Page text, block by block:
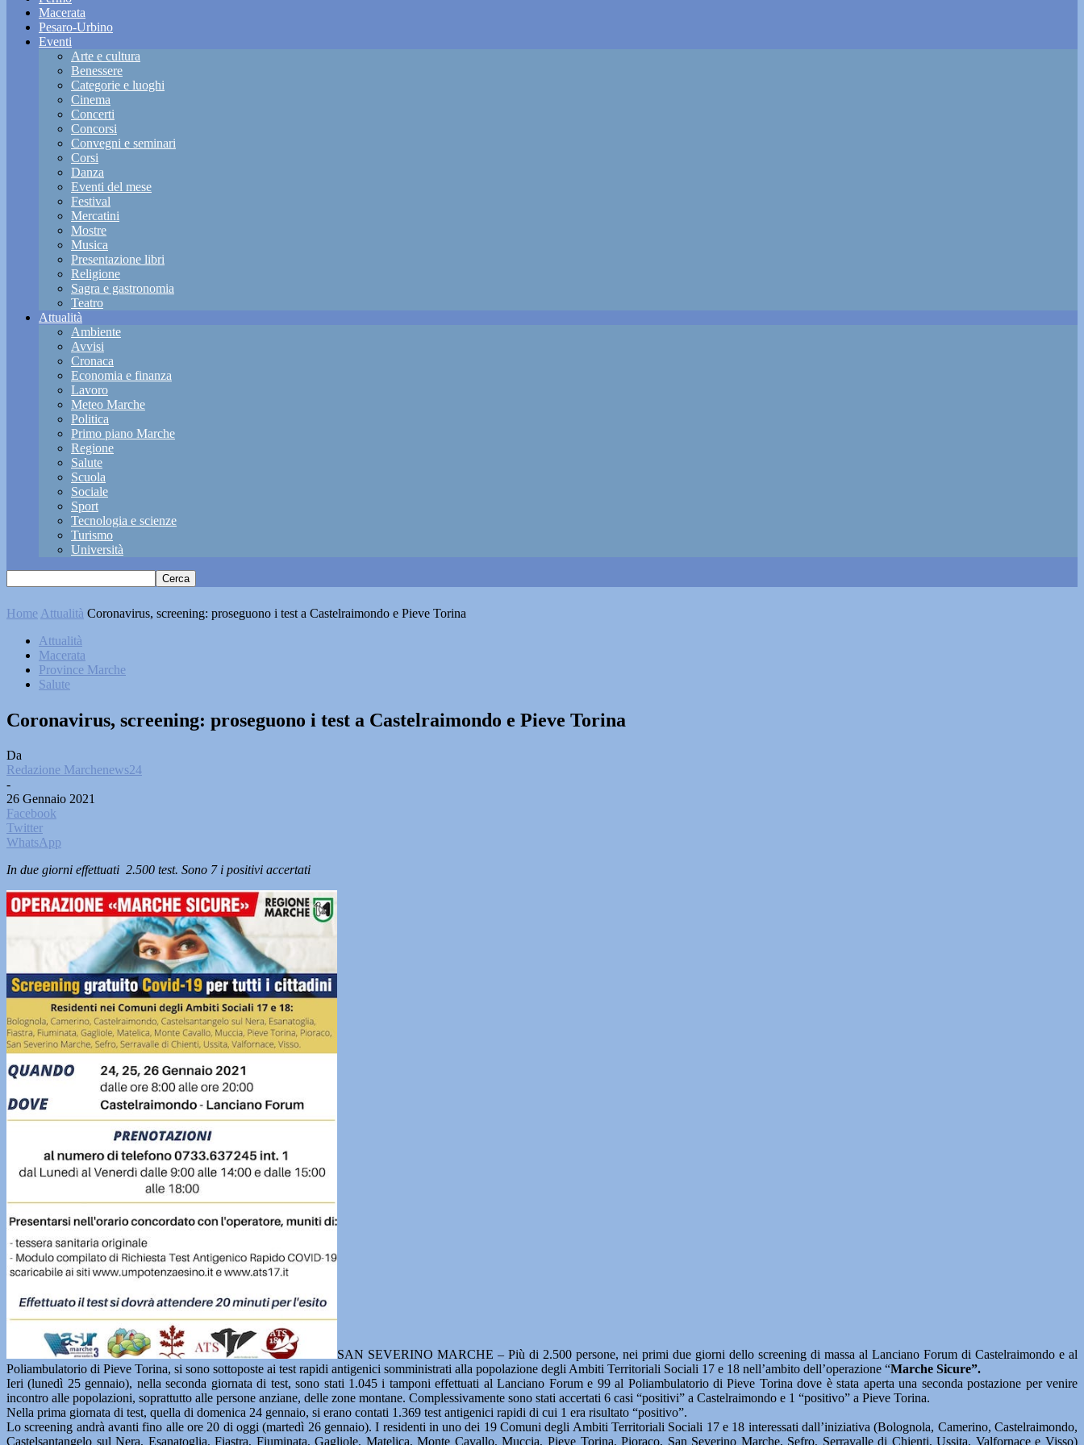
Macerata
Pesaro-Urbino
Eventi
Arte e cultura
Benessere
Categorie e luoghi
Cinema
Concerti
Concorsi
Convegni e seminari
Corsi
Danza
Eventi del mese
Festival
Mercatini
Mostre
Musica
Presentazione libri
Religione
Sagra e gastronomia
Teatro
Attualità
Ambiente
Avvisi
Cronaca
Economia e finanza
Lavoro
Meteo Marche
Politica
Primo piano Marche
Regione
Salute
Scuola
Sociale
Sport
Tecnologia e scienze
Turismo
Università
Home Attualità Coronavirus, screening: proseguono i test a Castelraimondo e Pieve Torina
Attualità
Macerata
Province Marche
Salute
Coronavirus, screening: proseguono i test a Castelraimondo e Pieve Torina
Da
Redazione Marchenews24
-
26 Gennaio 2021
Facebook
Twitter
WhatsApp
In due giorni effettuati 2.500 test. Sono 7 i positivi accertati
SAN SEVERINO MARCHE – Più di 2.500 persone, nei primi due giorni dello screening di massa al Lanciano Forum di Castelraimondo e al
Poliambulatorio di Pieve Torina, si sono sottoposte ai test rapidi antigenici somministrati alla popolazione degli Ambiti Territoriali Sociali 17 e 18 nell’ambito dell’operazione “Marche Sicure”.
Ieri (lunedì 25 gennaio), nella seconda giornata di test, sono stati 1.045 i tamponi effettuati al Lanciano Forum e 99 al Poliambulatorio di Pieve Torina dove è stata aperta una seconda postazione per venire
incontro alle popolazioni, soprattutto alle persone anziane, delle zone montane. Complessivamente sono stati accertati 6 casi “positivi” a Castelraimondo e 1 “positivo” a Pieve Torina.
Nella prima giornata di test, quella di domenica 24 gennaio, si erano contati 1.369 test antigenici rapidi di cui 1 era risultato “positivo”.
Lo screening andrà avanti fino alle ore 20 di oggi (martedì 26 gennaio). I residenti in uno dei 19 Comuni degli Ambiti Territoriali Sociali 17 e 18 interessati dall’iniziativa (Bolognola, Camerino, Castelraimondo,
Castelsantangelo sul Nera, Esanatoglia, Fiastra, Fiuminata, Gagliole, Matelica, Monte Cavallo, Muccia, Pieve Torina, Pioraco, San Severino Marche, Sefro, Serravalle di Chienti, Ussita, Valfornace e Visso)